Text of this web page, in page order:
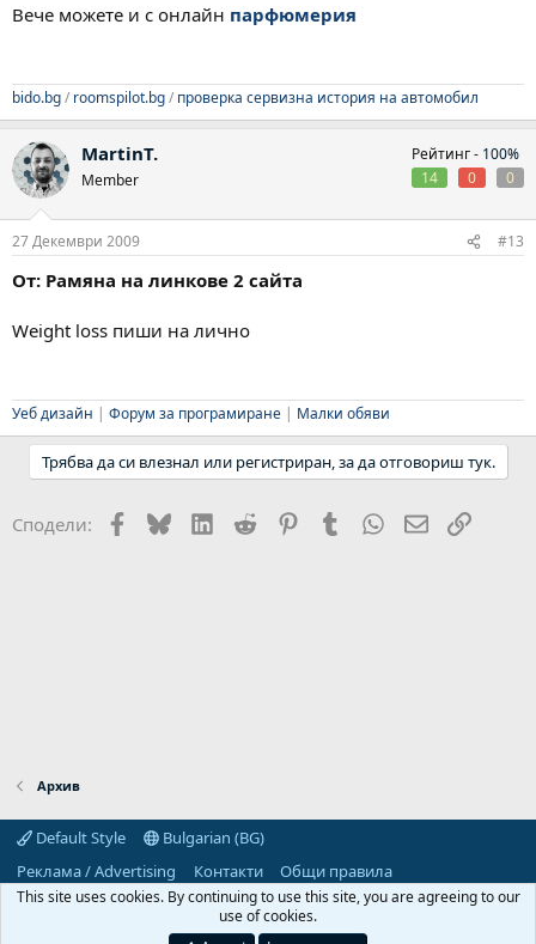
Вече можете и с онлайн парфюмерия
bido.bg/ roomspilot.bg/ проверка сервизна история на автомобил
MartinT.
Member
Рейтинг - 100%
14
0 0
27 Декември 2009 #13
От: Рамяна на линкове 2 сайта
Weight loss пиши на лично
Уеб дизайн | Форум за програмиране | Малки обяви
Трябва да си влезнал или регистриран, за да отговориш тук.
Сподели: Facebook
BlueskyLinkedIn
Reddit PinterestTumblr WhatsApp
EmailLink
Архив
Default Style
Bulgarian (BG)
Реклама / Advertising
Контакти
Общи правила
Декларация за поверителност
Помощ Начало
R
S
Predpriemach.com © 2006-2026. Hosting by:
This site uses cookies. By continuing to use this site, you are agreeing to our
use of cookies.